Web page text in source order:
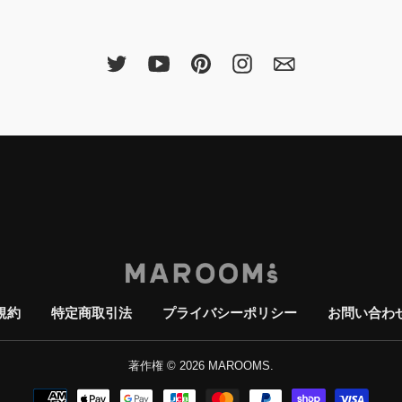
約 特定商取引法 プライバシーポリシー お問い合わ
著作権 © 2026 MAROOMS